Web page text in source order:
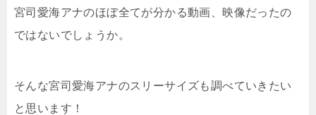
宮司愛海アナのほぼ全てが分かる動画、映像だったの
ではないでしょうか。
そんな宮司愛海アナのスリーサイズも調べていきたい
と思います！